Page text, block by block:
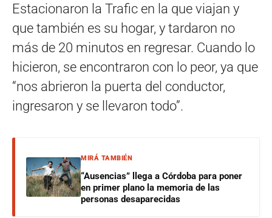
Estacionaron la Trafic en la que viajan y
que también es su hogar, y tardaron no
más de 20 minutos en regresar. Cuando lo
hicieron, se encontraron con lo peor, ya que
“nos abrieron la puerta del conductor,
ingresaron y se llevaron todo”.
MIRÁ TAMBIÉN
“Ausencias” llega a Córdoba para poner
en primer plano la memoria de las
personas desaparecidas